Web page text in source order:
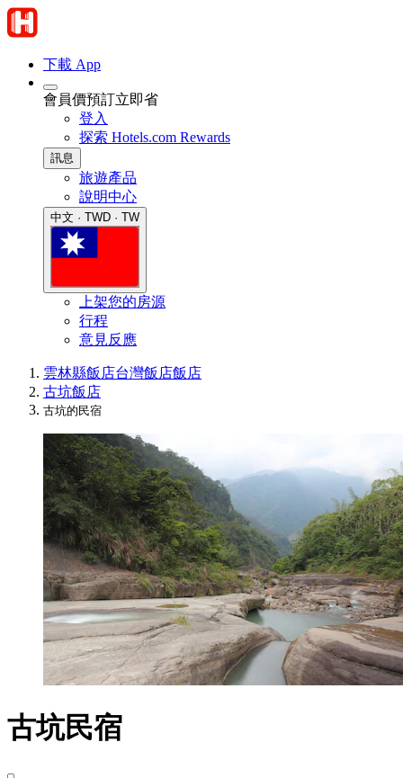
下載 App
會員價預訂立即省
登入
探索 Hotels.com Rewards
訊息
旅遊產品
說明中心
中文 · TWD · TW
上架您的房源
行程
意見反應
雲林縣飯店台灣飯店飯店
古坑飯店
古坑的民宿
古坑民宿